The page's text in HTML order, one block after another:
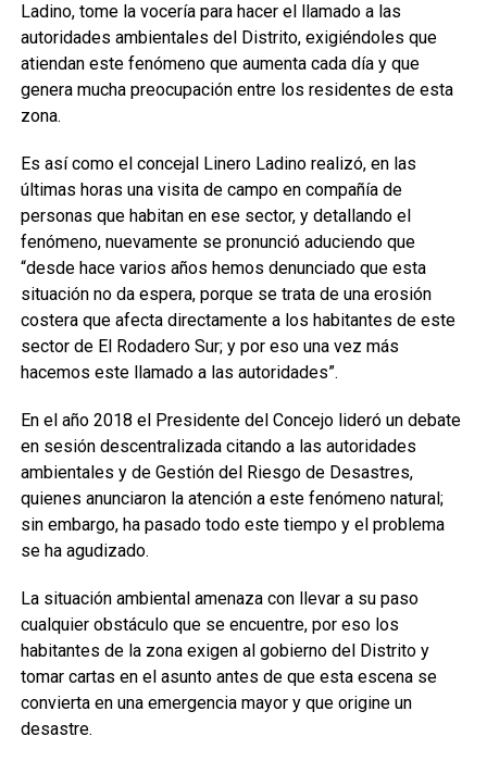
Ladino, tome la vocería para hacer el llamado a las
autoridades ambientales del Distrito, exigiéndoles que
atiendan este fenómeno que aumenta cada día y que
genera mucha preocupación entre los residentes de esta
zona.
Es así como el concejal Linero Ladino realizó, en las
últimas horas una visita de campo en compañía de
personas que habitan en ese sector, y detallando el
fenómeno, nuevamente se pronunció aduciendo que
“desde hace varios años hemos denunciado que esta
situación no da espera, porque se trata de una erosión
costera que afecta directamente a los habitantes de este
sector de El Rodadero Sur; y por eso una vez más
hacemos este llamado a las autoridades”.
En el año 2018 el Presidente del Concejo lideró un debate
en sesión descentralizada citando a las autoridades
ambientales y de Gestión del Riesgo de Desastres,
quienes anunciaron la atención a este fenómeno natural;
sin embargo, ha pasado todo este tiempo y el problema
se ha agudizado.
La situación ambiental amenaza con llevar a su paso
cualquier obstáculo que se encuentre, por eso los
habitantes de la zona exigen al gobierno del Distrito y
tomar cartas en el asunto antes de que esta escena se
convierta en una emergencia mayor y que origine un
desastre.